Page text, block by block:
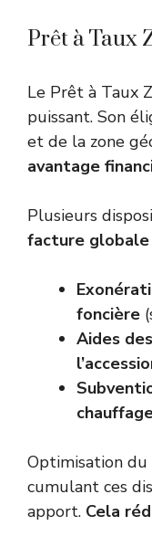
Prêt à Taux
Le Prêt à Taux
puissant. Son
et de la zone
avantage
Plusieurs
facture globale
foncière
Aides
Optimisation
cumulant ces
apport. Cela